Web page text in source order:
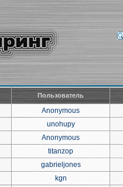
Пользователь
Anonymous
unohupy
Anonymous
titanzop
gabrieljones
kgn